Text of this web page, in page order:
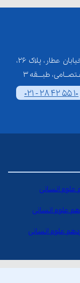
تهران، میدان عطار، خیابان عطار، پلاک 26،
طبـــقه 3
021 - 28 42 55 10
علوم انسانی
علوم انسانی
علوم انسانی